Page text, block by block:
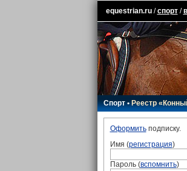
equestrian.ru/спорт/
Спорт•Реестр
Оформитьподписку.
Имя (регистрация)
Пароль (вспомнить)